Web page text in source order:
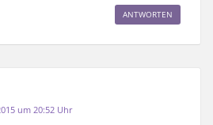
ANTWORTEN
um 20:52 Uhr